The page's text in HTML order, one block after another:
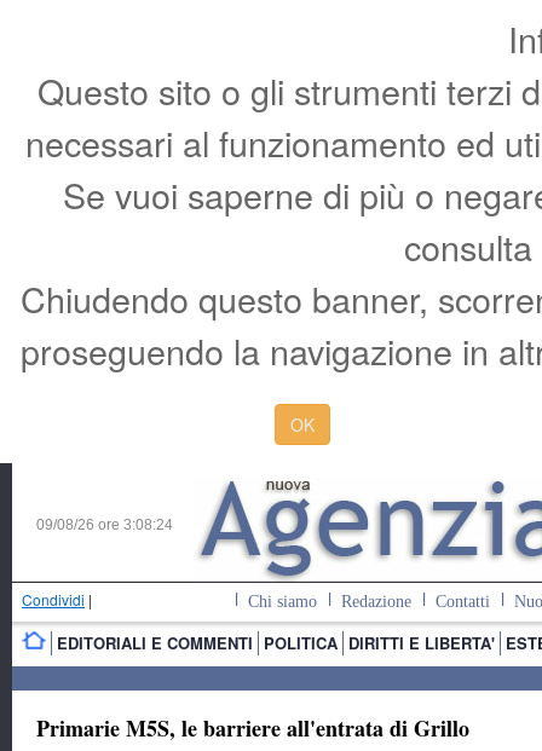
Questo sito o gli strumenti terzi
necessari al funzionamento ed
Se vuoi saperne di più o
Chiudendo questo banner,
proseguendo la navigazione in
OK
09/08/26 ore 3:08:25
Condividi | Chi siamo Redazione Contatti
EDITORIALI E COMMENTI POLITICA DIRITTI E LIBERTA'
Primarie M5S, le barriere all'entrata di Grillo